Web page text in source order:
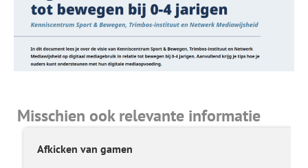
Misschien ook relevante informatie
Afkicken van gamen